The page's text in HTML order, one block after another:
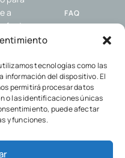
tecnologías como las
información del dispositivo. El
permitirá procesar datos
o las identificaciones únicas
puede afectar
y funciones.
a
fe de
y
con
o en
FAQ
DEVOLUCIONES
POLÍTICA DE
COOKIES
POLÍTICA DE
PRIVACIDAD